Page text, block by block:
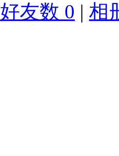
好友数 0 | 相